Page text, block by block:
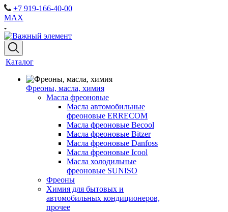
+7 919-166-40-00
MAX
Каталог
Фреоны, масла, химия
Масла фреоновые
Масла автомобильные
фреоновые ERRECOM
Масла фреоновые Becool
Масла фреоновые Bitzer
Масла фреоновые Danfoss
Масла фреоновые Icool
Масла холодильные
фреоновые SUNISO
Фреоны
Химия для бытовых и
автомобильных кондиционеров,
прочее